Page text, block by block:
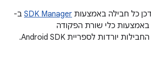
כל חבילה באמצעות SDK Manager ב-
. כל החבילות יורדות לספריית Android SDK.